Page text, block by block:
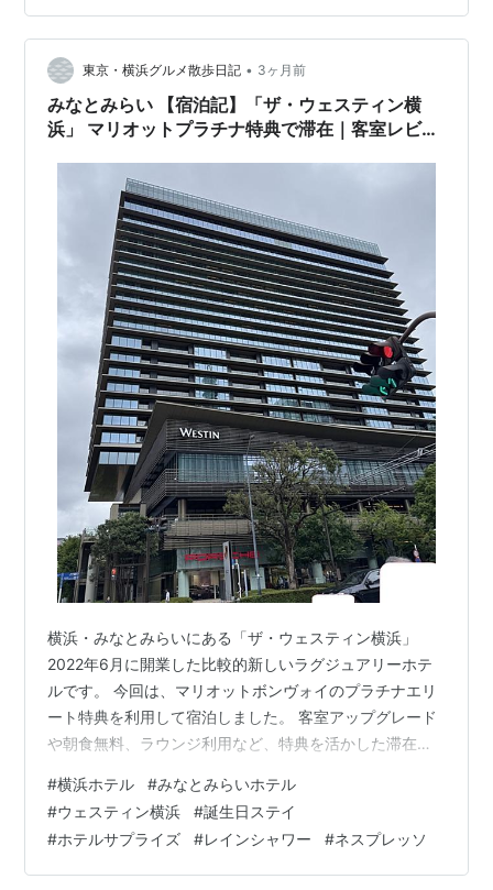
に感じられる空間でした。 この記事では、実際に利用し
て感じたラウンジの雰囲気・ドリンク・フード内容を詳
しく紹介していきます。 🍸 クラブラ…
東京・横浜グルメ散歩日記 • 3ヶ月前
みなとみらい 【宿泊記】「ザ・ウェスティン横
浜」 マリオットプラチナ特典で滞在｜客室レビュ
横浜・みなとみらいにある「ザ・ウェスティン横浜」
2022年6月に開業した比較的新しいラグジュアリーホテ
ルです。 今回は、マリオットボンヴォイのプラチナエリ
ート特典を利用して宿泊しました。 客室アップグレード
や朝食無料、ラウンジ利用など、特典を活かした滞在で
れを抜きにしても、このホテル自体の完成度の高さ。 こ
の記事では、まず「客室」を中心に、実際に宿泊して感
じたことをまとめていきます。 今回の滞在では、22階の
クラブラウンジも利用しています。▶ラウンジの詳細は
#横浜ホテル #みなとみらいホテル
#ウェスティン横浜 #誕生日ステイ
#ホテルサプライズ #レインシャワー #ネスプレッソ